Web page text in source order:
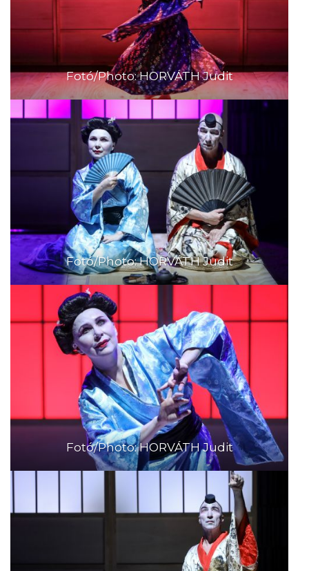
Fotó/Photo: HORVÁTH Judit
Fotó/Photo: HORVÁTH Judit
Fotó/Photo: HORVÁTH Judit